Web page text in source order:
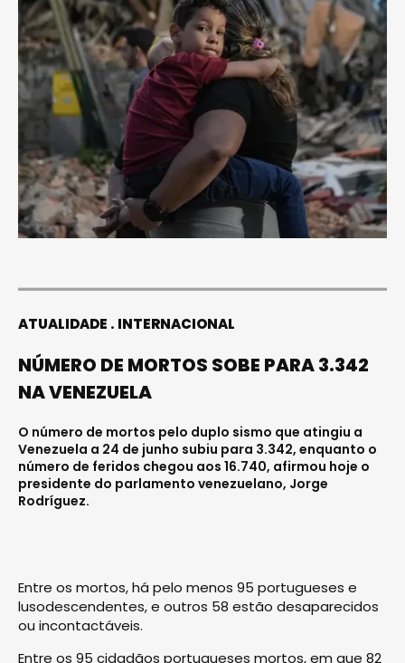
ATUALIDADE INTERNACIONAL
NÚMERO DE MORTOS SOBE PARA 3.342
NA VENEZUELA
O número de mortos pelo duplo sismo que atingiu a
Venezuela a 24 de junho subiu para 3.342, enquanto o
número de feridos chegou aos 16.740, afirmou hoje o
presidente do parlamento venezuelano, Jorge
Rodríguez.
Entre os mortos, há pelo menos 95 portugueses e
lusodescendentes, e outros 58 estão desaparecidos
ou incontactáveis.
Entre os 95 cidadãos portugueses mortos, em que 82